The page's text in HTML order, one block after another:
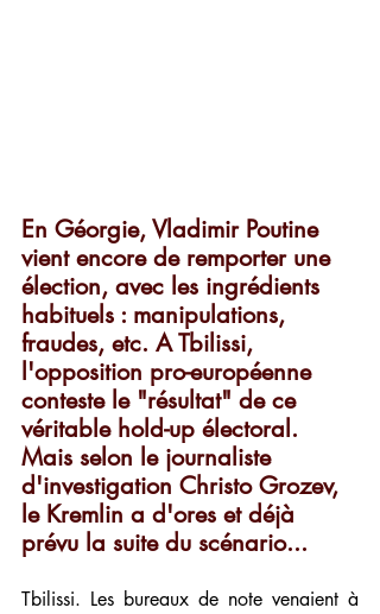
En Géorgie, Vladimir Poutine
vient encore de remporter une
élection, avec les ingrédients
habituels : manipulations,
fraudes, etc. A Tbilissi,
l'opposition pro-européenne
conteste le "résultat" de ce
véritable hold-up électoral.
Mais selon le journaliste
d'investigation Christo Grozev,
le Kremlin a d'ores et déjà
prévu la suite du scénario...
Tbilissi. Les bureaux de note venaient à